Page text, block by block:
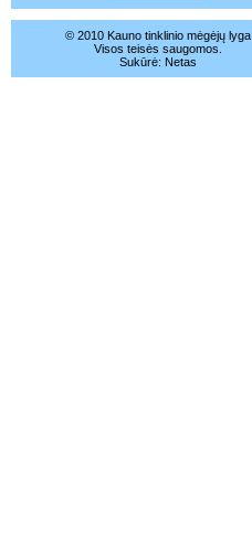
© 2010 Kauno tinklinio mėgėjų lyga
Visos teisės saugomos.
Sukūrė: Netas